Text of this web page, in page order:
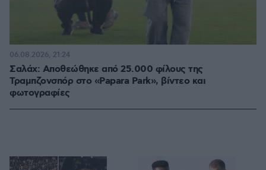
Σαλάχ: Αποθεώθηκε από 25.000 φίλους της
Τραμπζονσπόρ στο «Papara Park», βίντεο και
φωτογραφίες
06.08.2026, 21:24